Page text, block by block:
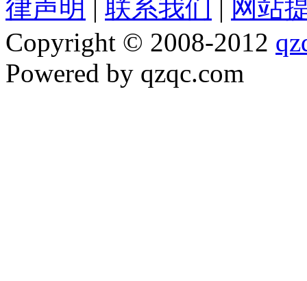
律声明 联系我们
网站
Copyright © 2008-2012
Powered by qzqc.com